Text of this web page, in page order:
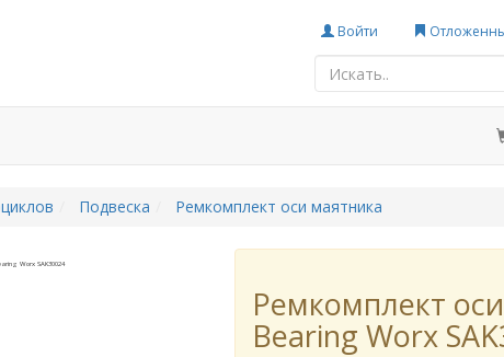
Войти
Подвеска Ремкомплект оси маятника
Ремкомплект
Bearing Worx